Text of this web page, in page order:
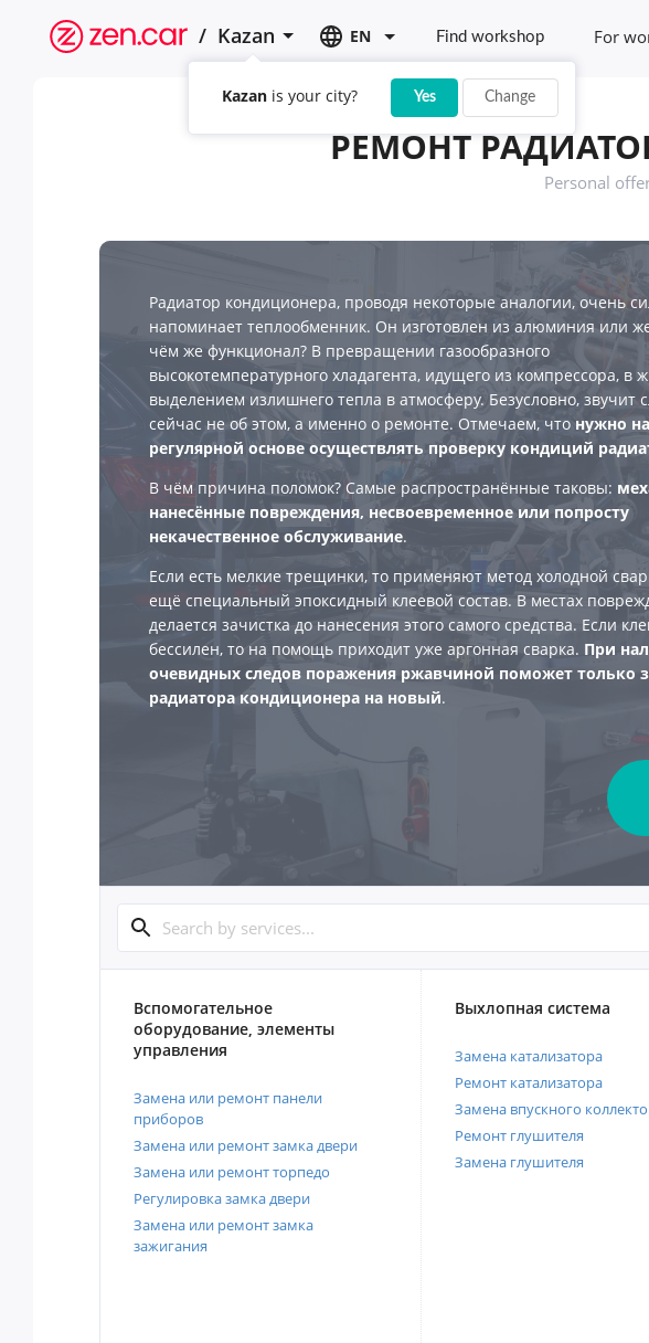
/ Kazan
Kazan is your city? Yes Change
EN Find workshop For
РЕМОНТ
Personal
Радиатор кондиционера, проводя некоторые аналогии, очень
напоминает теплообменник. Он изготовлен из алюминия или
чём же функционал? В превращении газообразного
высокотемпературного хладагента, идущего из компрессора, в
выделением излишнего тепла в атмосферу. Безусловно, звучит
сейчас не об этом, а именно о ремонте. Отмечаем, что нужно на
регулярной основе осуществлять проверку кондиций
В чём причина поломок? Самые распространённые таковы:
нанесённые повреждения, несвоевременное или попросту
некачественное обслуживание.
Если есть мелкие трещинки, то применяют метод холодной
ещё специальный эпоксидный клеевой состав. В местах
делается зачистка до нанесения этого самого средства. Если
бессилен, то на помощь приходит уже аргонная сварка. При
очевидных следов поражения ржавчиной поможет только
радиатора кондиционера на новый.
Вспомогательное
оборудование, элементы
управления
Замена или ремонт панели
приборов
Замена или ремонт замка двери
Замена или ремонт торпедо
Регулировка замка двери
Замена или ремонт замка
зажигания
Выхлопная система
Замена катализатора
Ремонт катализатора
Замена впускного
Ремонт глушителя
Замена глушителя